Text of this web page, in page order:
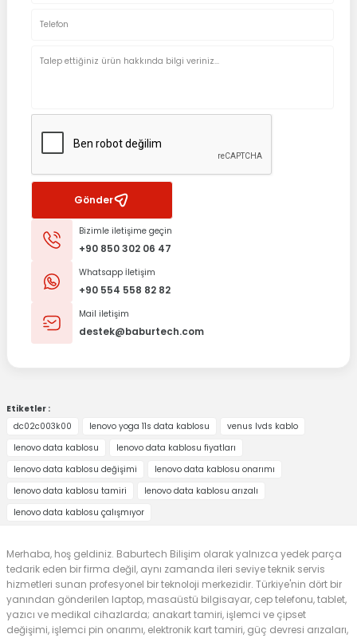
Gönder
Bizimle iletişime geçin
+90 850 302 06 47
Whatsapp İletişim
+90 554 558 82 82
Mail iletişim
destek@baburtech.com
Etiketler :
dc02c003k00
lenovo yoga 11s data kablosu
venus lvds kablo
lenovo data kablosu
lenovo data kablosu fiyatları
lenovo data kablosu değişimi
lenovo data kablosu onarımı
lenovo data kablosu tamiri
lenovo data kablosu arızalı
lenovo data kablosu çalışmıyor
Merhaba, hoş geldiniz. Baburtech Bilişim olarak yalnızca yedek parça
tedarik eden bir firma değil, aynı zamanda ileri seviye teknik servis
hizmetleri sunan profesyonel bir teknoloji merkezidir. Türkiye'nin dört bir
yanından gönderilen laptop, masaüstü bilgisayar, cep telefonu, tablet,
yazıcı ve medikal cihazlarda; anakart tamiri, işlemci ve çipset
değişimi, işlemci pin onarımı, elektronik kart tamiri, güç devresi arızaları,